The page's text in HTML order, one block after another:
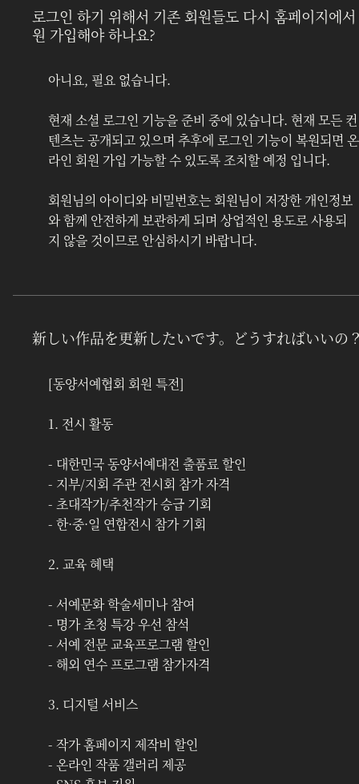
로그인 하기 위해서 기존 회원들도 다시 홈페이지에
원 가입해야 하나요?
아니요, 필요 없습니다.
현재 소셜 로그인 기능을 준비 중에 있습니다. 현재 모든 컨
텐츠는 공개되고 있으며 추후에 로그인 기능이 복원되면 온
라인 회원 가입 가능할 수 있도록 조치할 예정 입니다.
회원님의 아이디와 비밀번호는 회원님이 저장한 개인정보
와 함께 안전하게 보관하게 되며 상업적인 용도로 사용되
지 않을 것이므로 안심하시기 바랍니다.
新しい作品を更新したいです。どうすればいいの
[동양서예협회 회원 특전]
1. 전시 활동
- 대한민국 동양서예대전 출품료 할인
- 지부/지회 주관 전시회 참가 자격
- 초대작가/추천작가 승급 기회
- 한·중·일 연합전시 참가 기회
2. 교육 혜택
- 서예문화 학술세미나 참여
- 명가 초청 특강 우선 참석
- 서예 전문 교육프로그램 할인
- 해외 연수 프로그램 참가자격
3. 디지털 서비스
- 작가 홈페이지 제작비 할인
- 온라인 작품 갤러리 제공